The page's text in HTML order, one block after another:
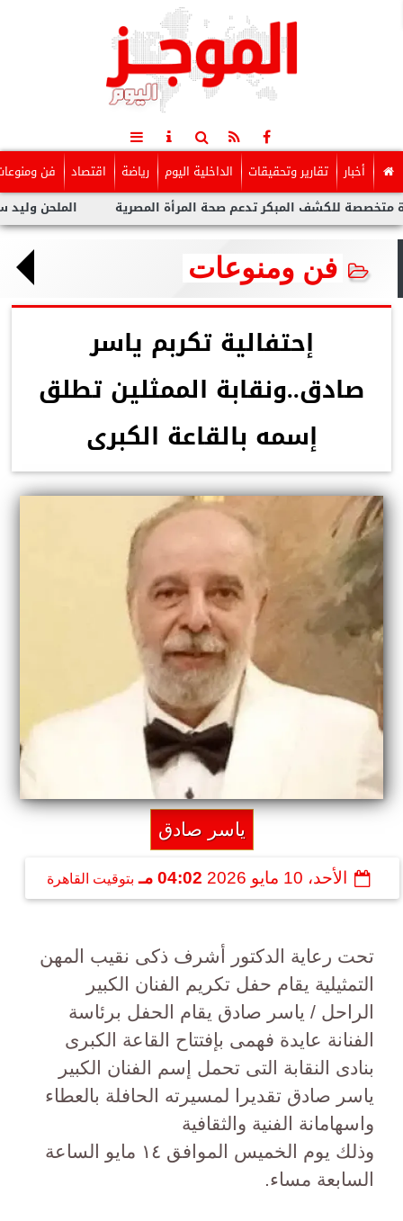
أخبار تقارير وتحقيقات الداخلية اليوم رياضة اقتصاد فن
الملحن وليد سعد : أزمة المبكر تدعم صحة المرأة المصرية
فن ومنوعات
إحتفالية تكربم ياسر
صادق..ونقابة الممثلين تطلق
إسمه بالقاعة الكبرى
ياسر صادق
الأحد، 10 مايو 2026 04:02 مـ بتوقيت القاهرة
تحت رعاية الدكتور أشرف ذكى نقيب المهن
التمثيلية يقام حفل تكريم الفنان الكبير
الراحل / ياسر صادق يقام الحفل برئاسة
الفنانة عايدة فهمى بإفتتاح القاعة الكبرى
بنادى النقابة التى تحمل إسم الفنان الكبير
ياسر صادق تقديرا لمسيرته الحافلة بالعطاء
واسهامانة الفنية والثقافية
وذلك يوم الخميس الموافق ١٤ مايو الساعة
السابعة مساء.